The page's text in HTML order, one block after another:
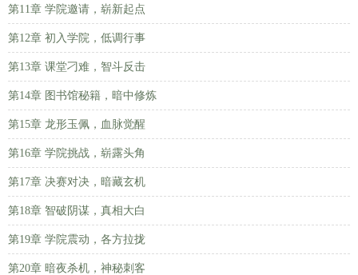
第11章 学院邀请，崭新起点
第12章 初入学院，低调行事
第13章 课堂刁难，智斗反击
第14章 图书馆秘籍，暗中修炼
第15章 龙形玉佩，血脉觉醒
第16章 学院挑战，崭露头角
第17章 决赛对决，暗藏玄机
第18章 智破阴谋，真相大白
第19章 学院震动，各方拉拢
第20章 暗夜杀机，神秘刺客